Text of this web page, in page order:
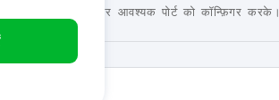
सक्रिय करके और आवश्यक पोर्ट को कॉन्फ़िगर करके।